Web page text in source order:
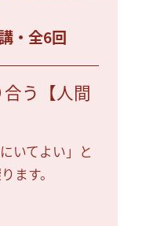
・全6回
う【人間
いてよい」と
ます。